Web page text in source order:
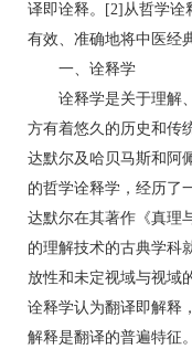
译即诠释。[2]从哲学诠
有效、准确地将中医经
一、诠释学
诠释学是关于理解、
方有着悠久的历史和传
达默尔及哈贝马斯和阿
的哲学诠释学，经历了
达默尔在其著作《真理
的理解技术的古典学科
放性和未定视域与视域
诠释学认为翻译即解释
解释是翻译的普遍特征